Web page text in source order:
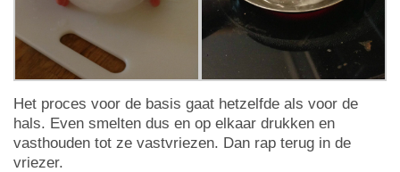
Het proces voor de basis gaat hetzelfde als voor de
hals. Even smelten dus en op elkaar drukken en
vasthouden tot ze vastvriezen. Dan rap terug in de
vriezer.